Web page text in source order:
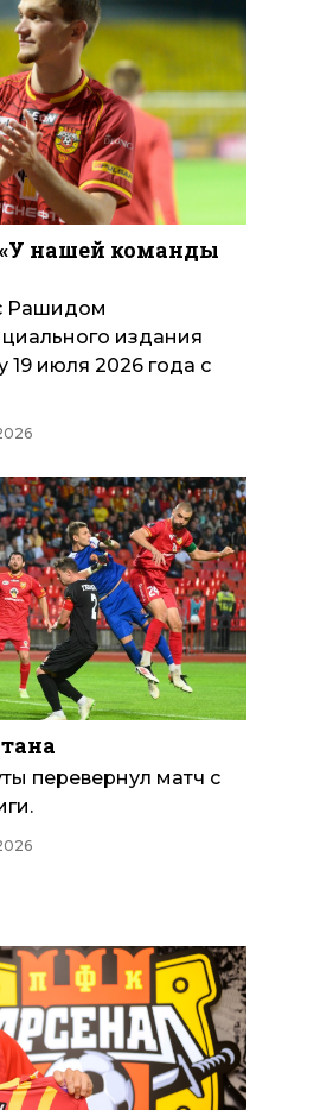
нашей команды
Рашидом
издания
19 июля 2026 года с
перевернул матч с